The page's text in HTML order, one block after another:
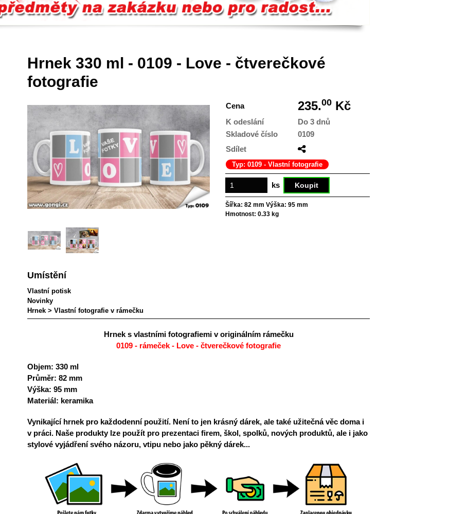
Hrnek 330 ml - 0109 - Love - čtverečkové
fotografie
Cena 235.00 Kč
K odeslání
Do 3 dnů
Skladové číslo
0109
Sdílet
Typ: 0109 - Vlastní fotografie
ks
Šířka:82 mm Výška:95 mm
Hmotnost:0.33 kg
Umístění
Vlastní potisk
Novinky
Hrnek > Vlastní fotografie v rámečku
Hrnek s vlastními fotografiemi v originálním rámečku
0109 - rámeček - Love - čtverečkové fotografie
Objem: 330 ml
Průměr: 82 mm
Výška: 95 mm
Materiál: keramika
Vynikající hrnek pro každodenní použití. Není to jen krásný dárek, ale také užitečná věc doma i
v práci. Naše produkty lze použít pro prezentaci firem, škol, spolků, nových produktů, ale i jako
stylové vyjádření svého názoru, vtipu nebo jako pěkný dárek...